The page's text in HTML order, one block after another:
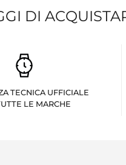
DI
TECNICA UFFICIALE
LE MARCHE